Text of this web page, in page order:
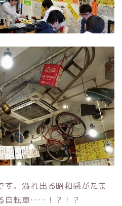
す。溢れ出る昭和感がたま
自転車……！？！？